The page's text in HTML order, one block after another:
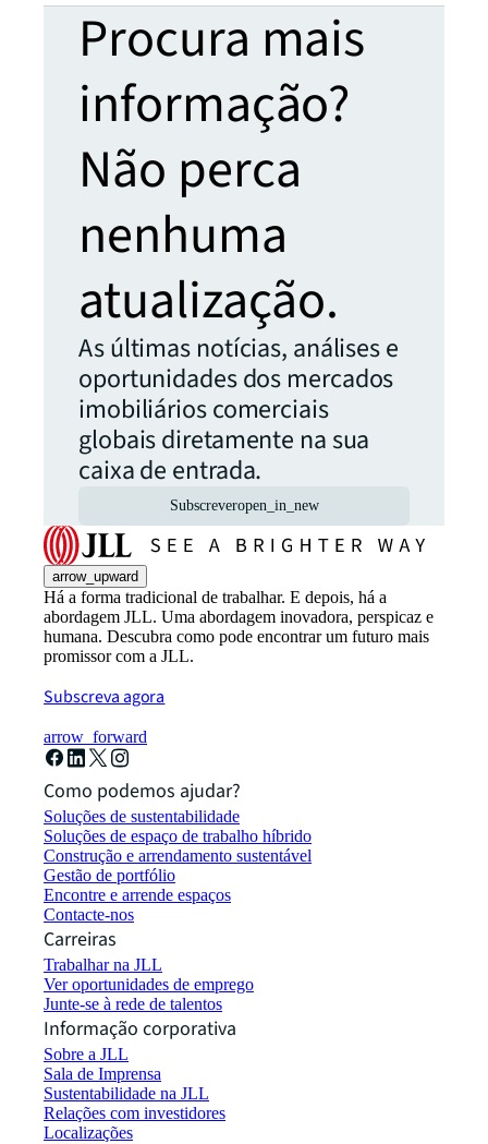
Procura mais
informação?
Não perca
nenhuma
atualização.
As últimas notícias, análises e
oportunidades dos mercados
imobiliários comerciais
globais diretamente na sua
caixa de entrada.
Subscreveropen_in_new
arrow_upward
Há a forma tradicional de trabalhar. E depois, há a
abordagem JLL. Uma abordagem inovadora, perspicaz e
humana. Descubra como pode encontrar um futuro mais
promissor com a JLL.
Subscreva agora
arrow_forward
Como podemos ajudar?
Soluções de sustentabilidade
Soluções de espaço de trabalho híbrido
Construção e arrendamento sustentável
Gestão de portfólio
Encontre e arrende espaços
Contacte-nos
Carreiras
Trabalhar na JLL
Ver oportunidades de emprego
Junte-se à rede de talentos
Informação corporativa
Sobre a JLL
Sala de Imprensa
Sustentabilidade na JLL
Relações com investidores
Localizações